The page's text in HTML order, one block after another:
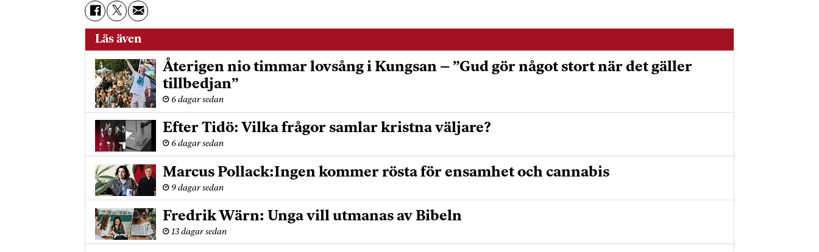
Läs även
Återigen nio timmar lovsång i Kungsan – ”Gud gör något stort när det gäller
tillbedjan”
6 dagar sedan
Efter Tidö: Vilka frågor samlar kristna väljare?
6 dagar sedan
Marcus Pollack:Ingen kommer rösta för ensamhet och cannabis
9 dagar sedan
Fredrik Wärn: Unga vill utmanas av Bibeln
13 dagar sedan